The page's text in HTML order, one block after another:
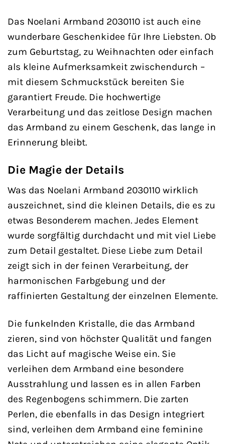
Das Noelani Armband 2030110 ist auch eine
wunderbare Geschenkidee für Ihre Liebsten. Ob
zum Geburtstag, zu Weihnachten oder einfach
als kleine Aufmerksamkeit zwischendurch –
mit diesem Schmuckstück bereiten Sie
garantiert Freude. Die hochwertige
Verarbeitung und das zeitlose Design machen
das Armband zu einem Geschenk, das lange in
Erinnerung bleibt.
Die Magie der Details
Was das Noelani Armband 2030110 wirklich
auszeichnet, sind die kleinen Details, die es zu
etwas Besonderem machen. Jedes Element
wurde sorgfältig durchdacht und mit viel Liebe
zum Detail gestaltet. Diese Liebe zum Detail
zeigt sich in der feinen Verarbeitung, der
harmonischen Farbgebung und der
raffinierten Gestaltung der einzelnen Elemente.
Die funkelnden Kristalle, die das Armband
zieren, sind von höchster Qualität und fangen
das Licht auf magische Weise ein. Sie
verleihen dem Armband eine besondere
Ausstrahlung und lassen es in allen Farben
des Regenbogens schimmern. Die zarten
Perlen, die ebenfalls in das Design integriert
sind, verleihen dem Armband eine feminine